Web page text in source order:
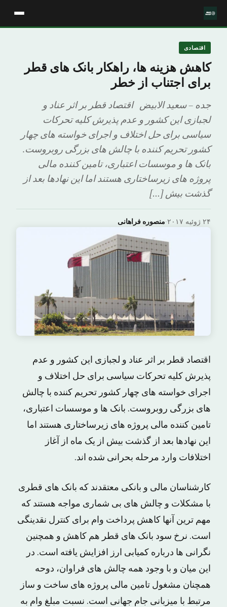
اقتصادی
کاهش هزینه ها، راهکار بانک های قطر
برای اجتناب از خطر
جده – سعید الابیض اقتصاد قطر بر اثر عناد و
لجبازی این کشور و عدم پذیرش کلیه تحرکات
سیاسی برای حل اختلاف و اجرای خواسته های چهار
کشور تحریم کننده با چالش های بزرگی روبروست.
بانک ها و موسسات اعتباری، تامین کننده مالی
پروژه های زیرساختاری هستند اما این نهادها بعد از
گذشت بیش […]
منصوره فراهانی· ۲۴ ژوئیه ۲۰۱۷
اقتصاد قطر بر اثر عناد و لجبازی این کشور و عدم
پذیرش کلیه تحرکات سیاسی برای حل اختلاف و
اجرای خواسته های چهار کشور تحریم کننده با چالش
های بزرگی روبروست. بانک ها و موسسات اعتباری،
تامین کننده مالی پروژه های زیرساختاری هستند اما
این نهادها بعد از گذشت بیش از یک ماه از آغاز
اختلافات وارد مرحله بحرانی شده اند.
کارشناسان مالی و بانکی معتقدند که بانک های قطری
با مشکلات و چالش های بی شماری مواجه هستند که
مهم ترین آنها کاهش پرداخت وام برای کنترل نقدینگی
است. نرخ سود بانک های قطر هم کاهش و همچنین
نگرانی ها درباره کمیابی ارز افزایش یافته است. در
این میان و با وجود همه چالش های فراوان، دوحه
همچنان مشغول تامین مالی پروژه های ساخت و ساز
مرتبط با میزبانی جام جهانی است. نسبت مبلغ وام به